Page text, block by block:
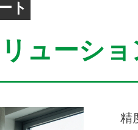
ト
ューショ
精